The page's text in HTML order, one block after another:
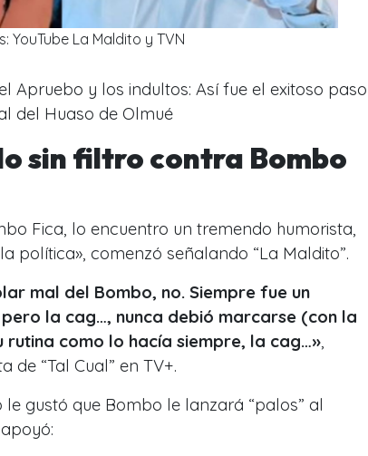
YouTube La Maldito y TVN
Apruebo y los indultos: Así fue el exitoso paso
del Huaso de Olmué
sin filtro contra Bombo
Fica, lo encuentro un tremendo humorista,
política», comenzó señalando “La Maldito”.
mal del Bombo, no. Siempre fue un
la cag…, nunca debió marcarse (con la
rutina como lo hacía siempre, la cag…»
“Tal Cual” en TV+.
gustó que Bombo le lanzará “palos” al